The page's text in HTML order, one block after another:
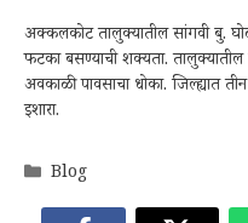
अक्कलकोट तालुक्यातील सांगवी बु.
फटका बसण्याची शक्यता. तालुक्यातील
अवकाळी पावसाचा धोका. जिल्ह्यात
इशारा.
Categories
Blog